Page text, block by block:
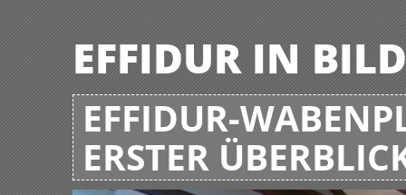
EFFIDUR IN
EFFIDUR-
ERSTER